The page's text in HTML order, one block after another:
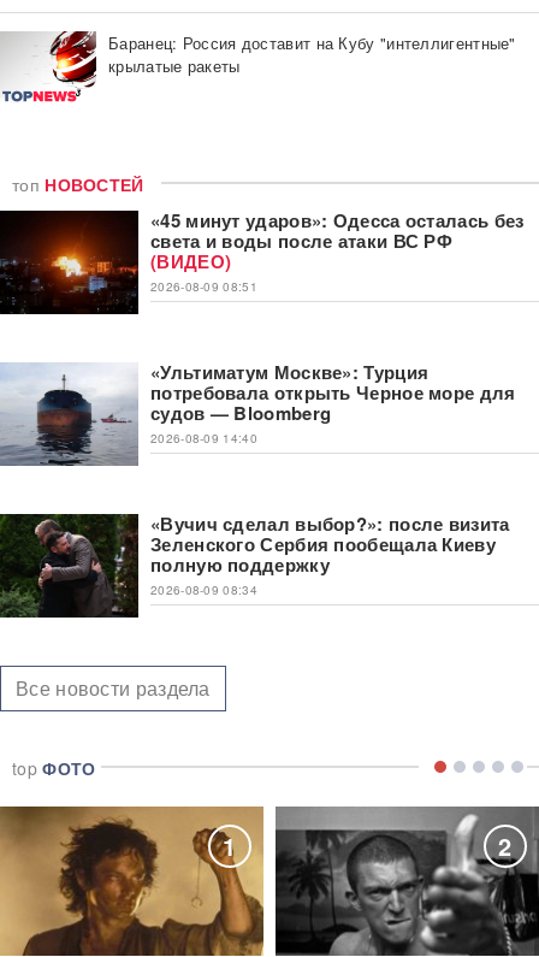
Баранец: Россия доставит на Кубу "интеллигентные"
крылатые ракеты
топ НОВОСТЕЙ
«45 минут ударов»: Одесса осталась без
света и воды после атаки ВС РФ
(ВИДЕО)
2026-08-09 08:51
«Ультиматум Москве»: Турция
потребовала открыть Черное море для
судов — Bloomberg
2026-08-09 14:40
«Вучич сделал выбор?»: после визита
Зеленского Сербия пообещала Киеву
полную поддержку
2026-08-09 08:34
Все новости раздела
topФОТО
1 2